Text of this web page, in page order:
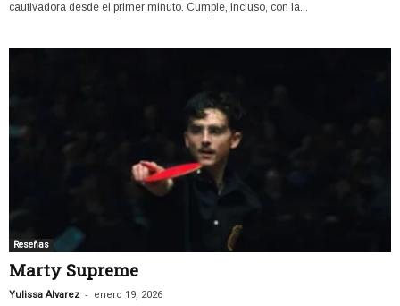
cautivadora desde el primer minuto. Cumple, incluso, con la...
Reseñas
Marty Supreme
Yulissa Alvarez - enero 19, 2026